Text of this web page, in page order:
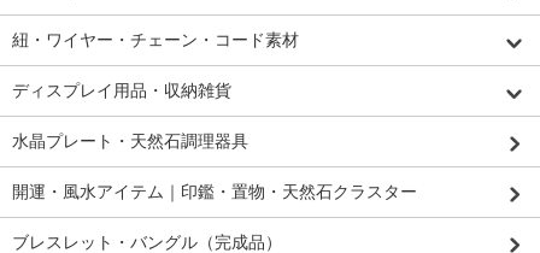
紐・ワイヤー・チェーン・コード素材
ディスプレイ用品・収納雑貨
水晶プレート・天然石調理器具
開運・風水アイテム｜印鑑・置物・天然石クラスター
ブレスレット・バングル（完成品）